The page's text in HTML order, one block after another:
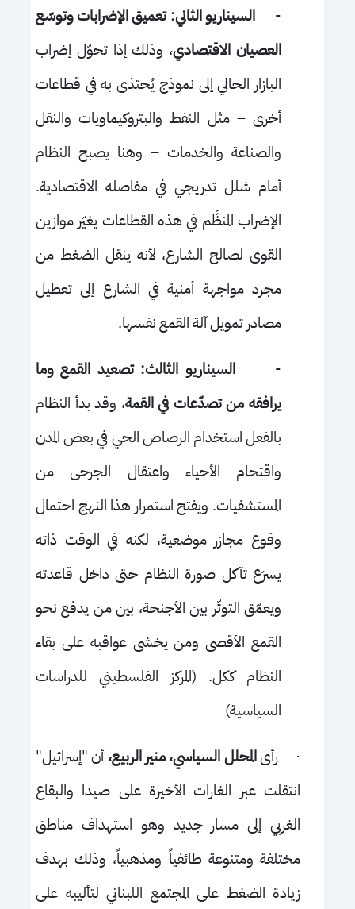
-السيناريو الثاني: تعميق الإضرابات وتوسّع
العصيان الاقتصادي، وذلك إذا تحوّل إضراب
البازار الحالي إلى نموذج يُحتذى به في قطاعات
أخرى – مثل النفط والبتروكيماويات والنقل
والصناعة والخدمات – وهنا يصبح النظام
أمام شلل تدريجي في مفاصله الاقتصادية.
الإضراب المنظَّم في هذه القطاعات يغيّر موازين
القوى لصالح الشارع، لأنه ينقل الضغط من
مجرد مواجهة أمنية في الشارع إلى تعطيل
مصادر تمويل آلة القمع نفسها.
-السيناريو الثالث: تصعيد القمع وما
يرافقه من تصدّعات في القمة، وقد بدأ النظام
بالفعل استخدام الرصاص الحي في بعض المدن
واقتحام الأحياء واعتقال الجرحى من
المستشفيات. ويفتح استمرار هذا النهج احتمال
وقوع مجازر موضعية، لكنه في الوقت ذاته
يسرّع تآكل صورة النظام حتى داخل قاعدته
ويعمّق التوتّر بين الأجنحة، بين من يدفع نحو
القمع الأقصى ومن يخشى عواقبه على بقاء
النظام ككل. (المركز الفلسطيني للدراسات
السياسية)
· رأىالمحلل السياسي، منير الربيع، أن "إسرائيل"
انتقلت عبر الغارات الأخيرة على صيدا والبقاع
الغربي إلى مسار جديد وهو استهداف مناطق
مختلفة ومتنوعة طائفياً ومذهبياً، وذلك بهدف
زيادة الضغط على المجتمع اللبناني لتأليبه على